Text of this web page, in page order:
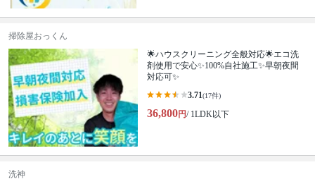
掃除屋おっくん
🌟ハウスクリーニング全般対応🌟エコ洗
剤使用で安心✨100%自社施工✨早朝夜間
対応可✨
3.71(17件)
36,800円/ 1LDK以下
洗神